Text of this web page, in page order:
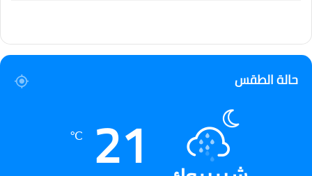
حالة الطقس
21
℃